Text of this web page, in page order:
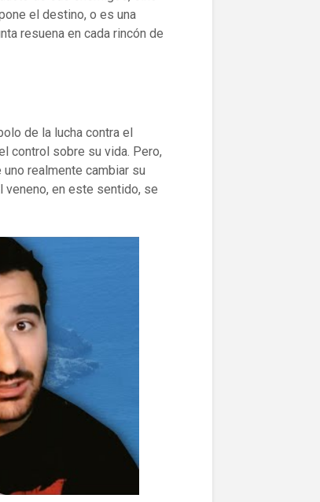
el destino, o es una
resuena en cada rincón de
de la lucha contra el
control sobre su vida. Pero,
realmente cambiar su
en este sentido, se